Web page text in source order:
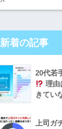
新着の記事
20代若
理由
きてい
上司ガ